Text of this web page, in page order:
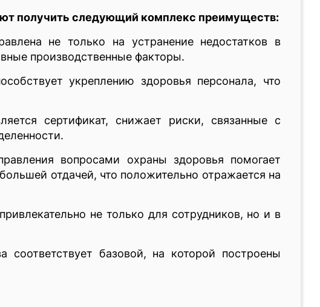
получить следующий комплекс преимуществ:
не только на устранение недостатков в
производственные факторы.
укреплению здоровья персонала, что
сертификат, снижает риски, связанные с
вопросами охраны здоровья помогает
отдачей, что положительно отражается на
не только для сотрудников, но и в
соответствует базовой, на которой построены